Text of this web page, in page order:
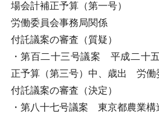
場会計補正予算（第一号）
労働委員会事務局関係
付託議案の審査（質疑）
・第百二十三号議案 平成二十
正予算（第三号）中、歳出 労働
付託議案の審査（決定）
・第八十七号議案 東京都農業構